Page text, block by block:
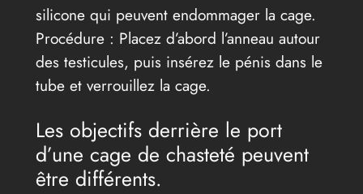
silicone qui peuvent endommager la cage.
Procédure : Placez d’abord l’anneau autour
des testicules, puis insérez le pénis dans le
tube et verrouillez la cage.
Les objectifs derrière le port
d’une cage de chasteté peuvent
être différents.